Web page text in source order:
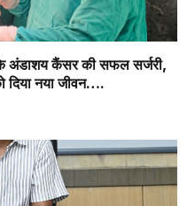
के अंडाशय कैंसर की सफल सर्जरी,
दिया नया जीवन….